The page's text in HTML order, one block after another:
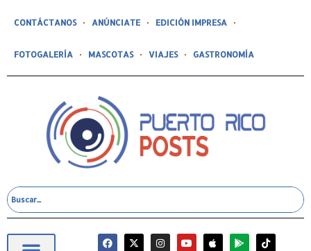
CONTÁCTANOS ANÚNCIATE EDICIÓN IMPRESA
FOTOGALERÍA MASCOTAS VIAJES GASTRONOMÍA